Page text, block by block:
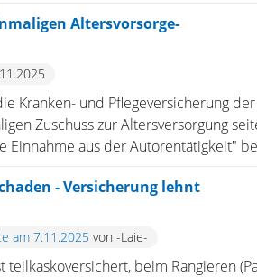
Altersvorsorge-
Kranken- und Pflegeversicherung
Zuschuss zur Altersversorgung
Einnahme aus der Autorentätigkeit"
- Versicherung lehnt
am 7.11.2025 von -Laie-
teilkaskoversichert, beim Rangieren